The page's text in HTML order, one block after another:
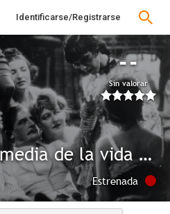
Identificarse/Registrarse
--
Sin valorar
La comedia de la vida (L'opéra de quat'sous)
Estrenada